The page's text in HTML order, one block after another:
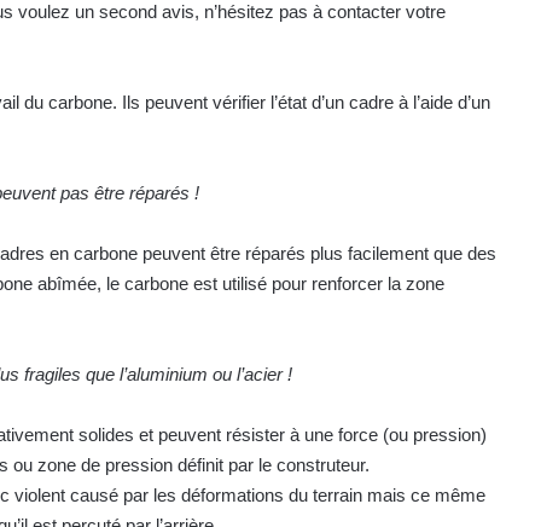
voulez un second avis, n’hésitez pas à contacter votre
carbone. Ils peuvent vérifier l’état d’un cadre à l’aide d’un
pas être réparés !
en carbone peuvent être réparés plus facilement que des
abîmée, le carbone est utilisé pour renforcer la zone
fragiles que l’aluminium ou l’acier !
solides et peuvent résister à une force (ou pression)
ou zone de pression définit par le construteur.
violent causé par les déformations du terrain mais ce même